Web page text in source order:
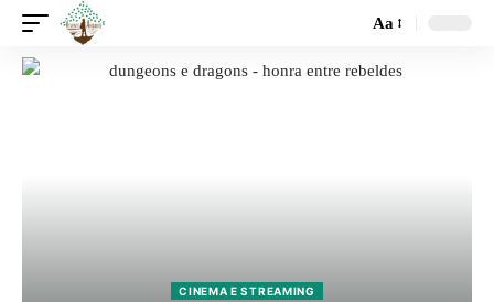
Aa
CINEMA E STREAMING